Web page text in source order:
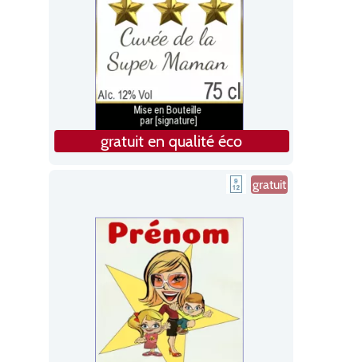
gratuit en qualité éco
gratuit